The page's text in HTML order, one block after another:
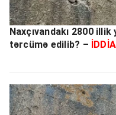
Naxçıvandakı 2800
tərcümə edilib? –
İDDİA